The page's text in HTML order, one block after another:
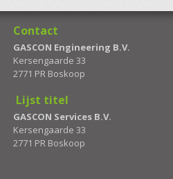
Contact
GASCON Engineering B.V.
Kersengaarde 33
2771 PR Boskoop
Lijst titel
GASCON Services B.V.
Kersengaarde 33
2771 PR Boskoop